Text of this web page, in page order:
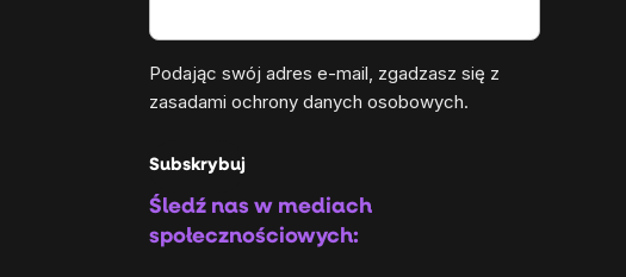
Podając swój adres e-mail, zgadzasz się z
zasadami ochrony danych osobowych.
Subskrybuj
Śledź nas w mediach
społecznościowych: